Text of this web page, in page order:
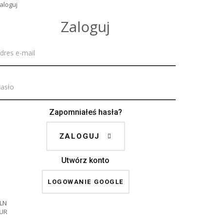
Zaloguj
Zapomniałeś hasła?
ZALOGUJ
Utwórz konto
LOGOWANIE GOOGLE